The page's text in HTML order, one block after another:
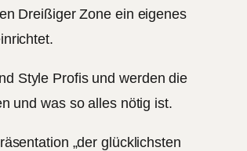
Dreißiger Zone ein eigenes
Style Profis und werden die
und was so alles nötig ist.
„der glücklichsten